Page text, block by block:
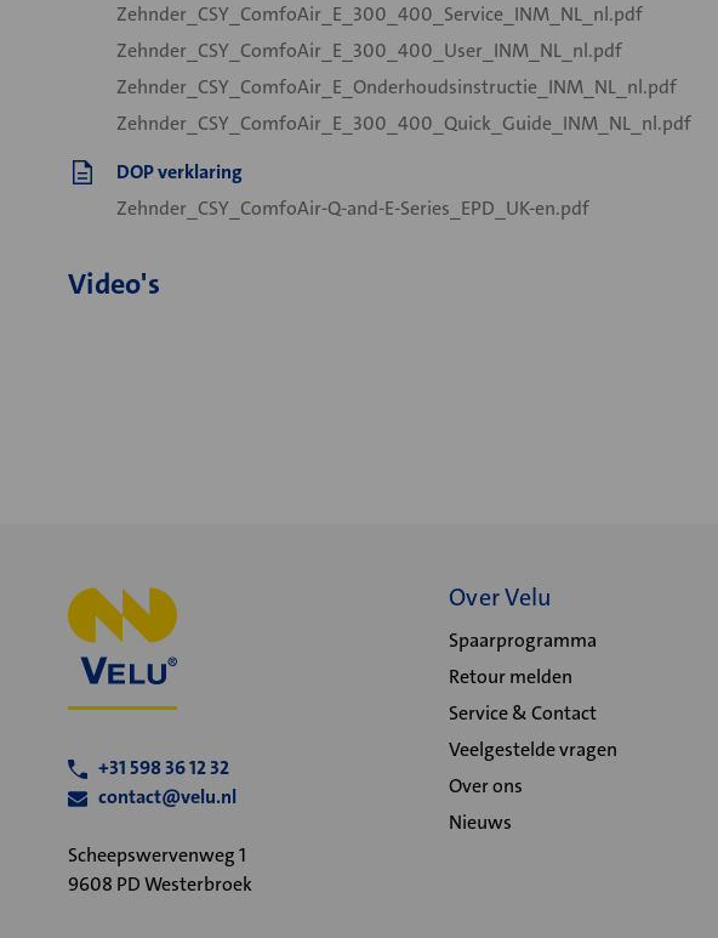
Zehnder_CSY_ComfoAir_E_300_400_Service_INM_NL_nl.pdf
Zehnder_CSY_ComfoAir_E_300_400_User_INM_NL_nl.pdf
Zehnder_CSY_ComfoAir_E_Onderhoudsinstructie_INM_NL_nl.pdf
Zehnder_CSY_ComfoAir_E_300_400_Quick_Guide_INM_NL_nl.pdf
DOP verklaring
Zehnder_CSY_ComfoAir-Q-and-E-Series_EPD_UK-en.pdf
Video's
+31 598 36 12 32
contact@velu.nl
Scheepswervenweg 1
9608 PD Westerbroek
Over Velu
Spaarprogramma
Retour melden
Service & Contact
Veelgestelde vragen
Over ons
Nieuws